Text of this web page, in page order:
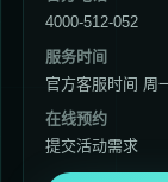
4000-512-052
服务时间
官方客服时间 周
在线预约
提交活动需求